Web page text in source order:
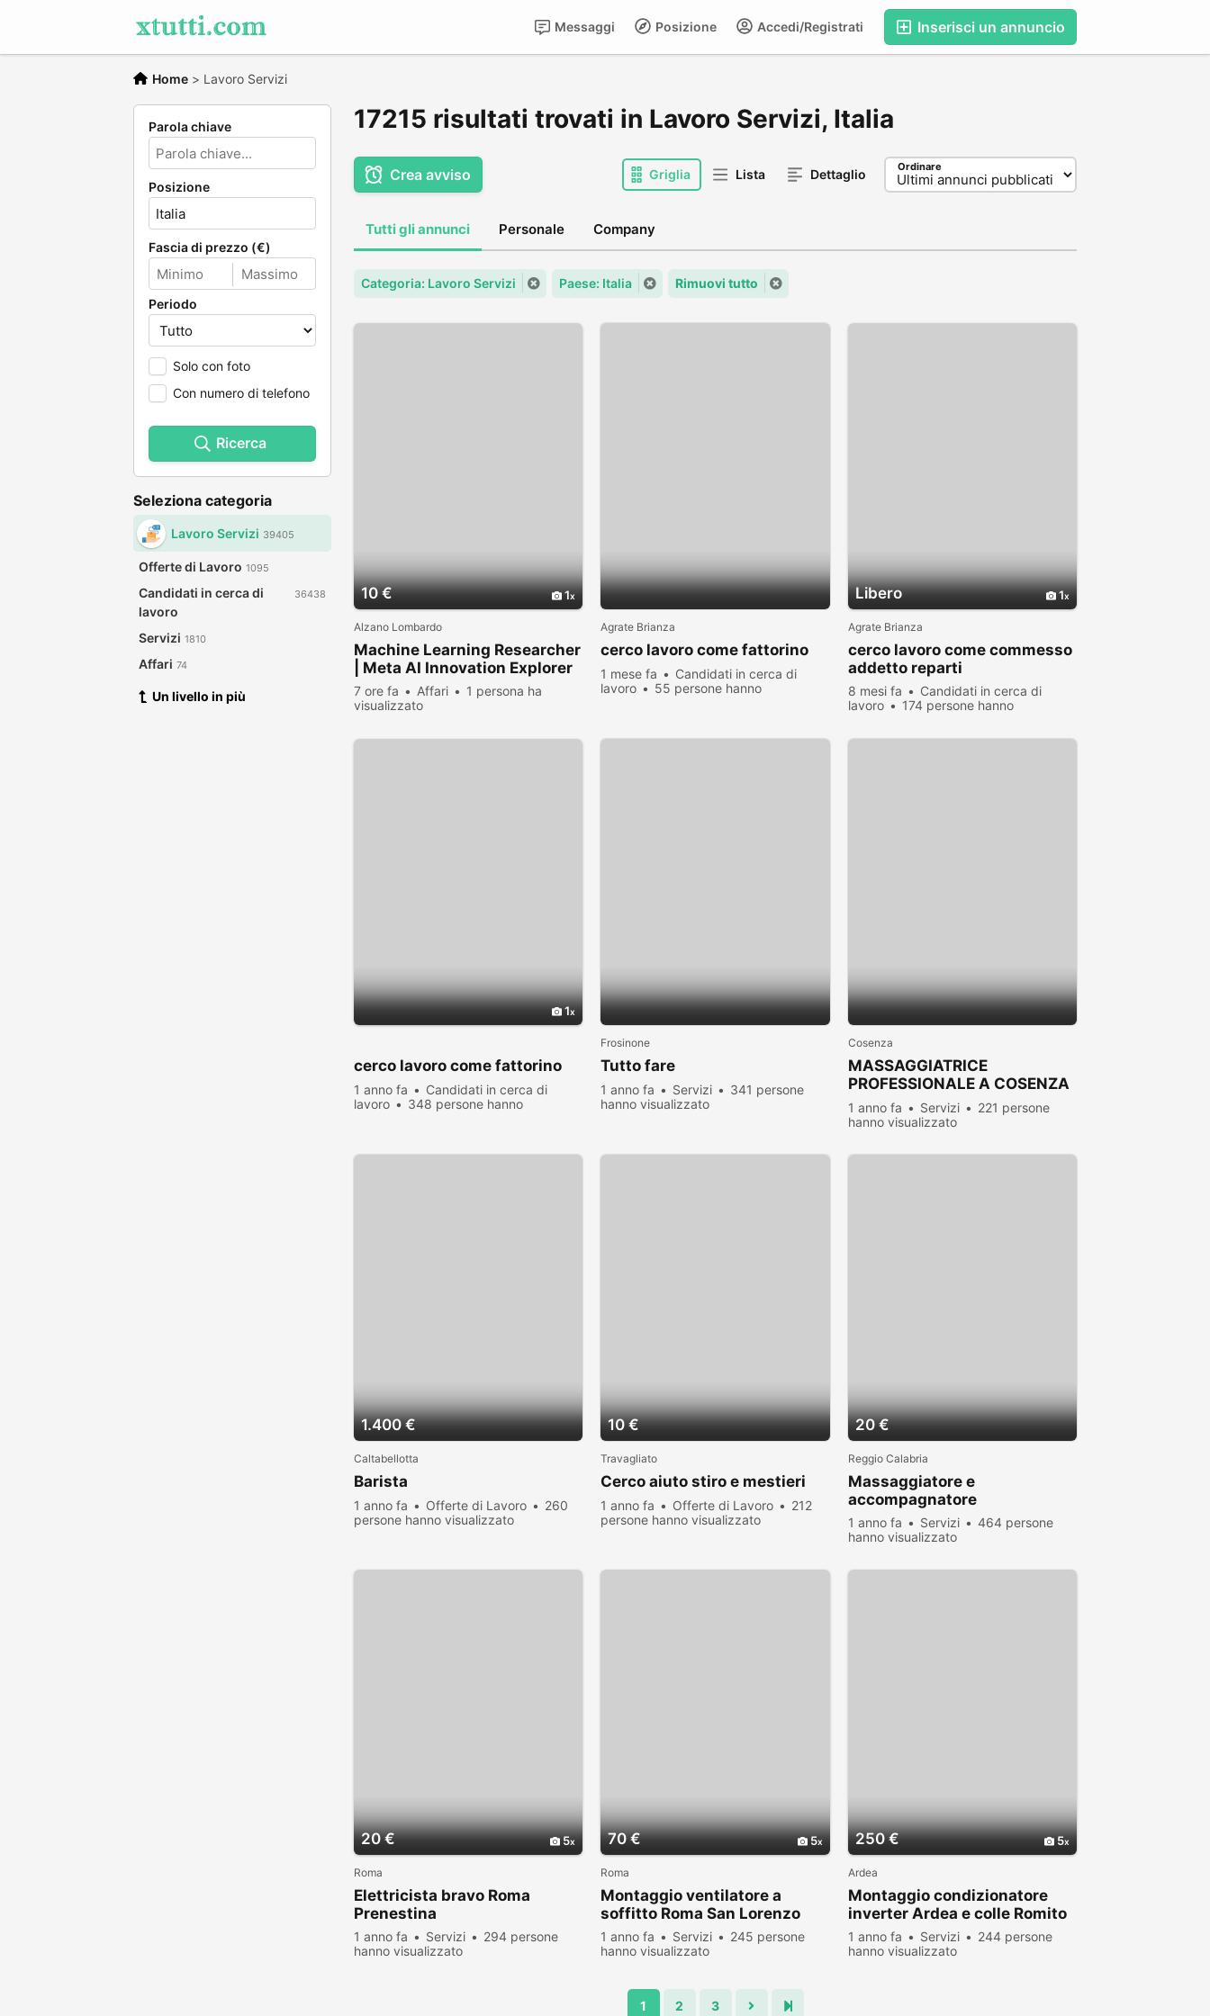
Inserisci un annuncio
Accedi/Registrati
Posizione
Messaggi
Home > Lavoro Servizi
Parola chiave
Posizione
Fascia di prezzo (€)
Periodo
Solo con foto
Con numero di telefono
Ricerca
Seleziona categoria
Lavoro Servizi 39405
Offerte di Lavoro 1095
Candidati in cerca di
lavoro
36438
Servizi 1810
Affari 74
Un livello in più
17215 risultati trovati in Lavoro Servizi, Italia
Crea avviso Griglia Lista Dettaglio Ordinare
Tutti gli annunci Personale Company
Categoria: Lavoro Servizi Paese: Italia Rimuovi tutto
10 € 1
Alzano Lombardo
Machine Learning Researcher
| Meta AI Innovation Explorer
7 ore fa Affari
1 persona ha
visualizzato
Agrate Brianza
cerco lavoro come fattorino
1 mese fa
Candidati in cerca di
lavoro
55 persone hanno
Libero 1
Agrate Brianza
cerco lavoro come commesso
addetto reparti
8 mesi fa
Candidati in cerca di
lavoro
174 persone hanno
1
cerco lavoro come fattorino
1 anno fa
Candidati in cerca di
lavoro
348 persone hanno
Frosinone
Tutto fare
1 anno fa Servizi
341 persone
hanno visualizzato
Cosenza
MASSAGGIATRICE
PROFESSIONALE A COSENZA
CLICCAAA
1 anno fa Servizi
221 persone
hanno visualizzato
1.400 €
Caltabellotta
Barista
1 anno fa Offerte di Lavoro
260
persone hanno visualizzato
10 €
Travagliato
Cerco aiuto stiro e mestieri
1 anno fa Offerte di Lavoro
212
persone hanno visualizzato
20 €
Reggio Calabria
Massaggiatore e
accompagnatore
1 anno fa Servizi
464 persone
hanno visualizzato
20 € 5
Roma
Elettricista bravo Roma
Prenestina
1 anno fa Servizi
294 persone
hanno visualizzato
70 € 5
Roma
Montaggio ventilatore a
soffitto Roma San Lorenzo
1 anno fa Servizi
245 persone
hanno visualizzato
250 € 5
Ardea
Montaggio condizionatore
inverter Ardea e colle Romito
1 anno fa Servizi
244 persone
hanno visualizzato
1 2 3